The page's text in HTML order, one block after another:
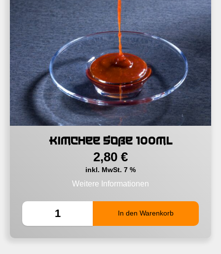
Kimchee Soße 100ml
2,80 €
inkl. MwSt. 7 %
Weitere Informationen